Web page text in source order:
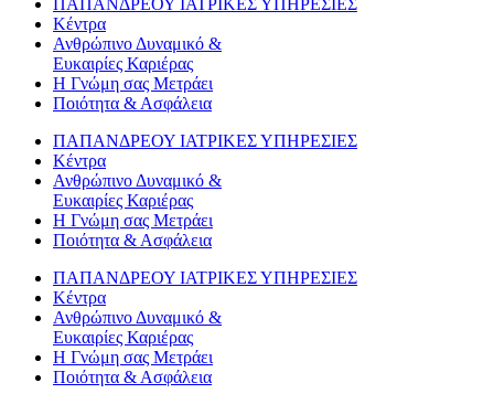
ΠΑΠΑΝΔΡΕΟΥ ΙΑΤΡΙΚΕΣ ΥΠΗΡΕΣΙΕΣ
Κέντρα
Ανθρώπινο Δυναμικό &
Ευκαιρίες Καριέρας
Η Γνώμη σας Μετράει
Ποιότητα & Ασφάλεια
ΠΑΠΑΝΔΡΕΟΥ ΙΑΤΡΙΚΕΣ ΥΠΗΡΕΣΙΕΣ
Κέντρα
Ανθρώπινο Δυναμικό &
Ευκαιρίες Καριέρας
Η Γνώμη σας Μετράει
Ποιότητα & Ασφάλεια
ΠΑΠΑΝΔΡΕΟΥ ΙΑΤΡΙΚΕΣ ΥΠΗΡΕΣΙΕΣ
Κέντρα
Ανθρώπινο Δυναμικό &
Ευκαιρίες Καριέρας
Η Γνώμη σας Μετράει
Ποιότητα & Ασφάλεια